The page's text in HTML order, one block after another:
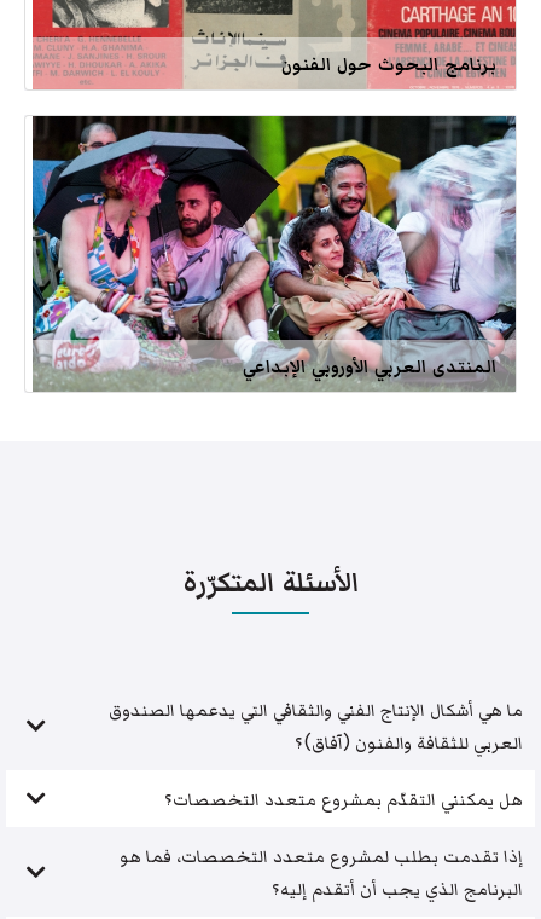
برنامج البحوث حول الفنون
المنتدى العربي الأوروبي الإبداعي
الأسئلة المتكرّرة
ما هي أشكال الإنتاج الفني والثقافي التي يدعمها الصندوق
العربي للثقافة والفنون (آفاق)؟
هل يمكنني التقدّم بمشروع متعدد التخصصات؟
إذا تقدمت بطلب لمشروع متعدد التخصصات، فما هو
البرنامج الذي يجب أن أتقدم إليه؟